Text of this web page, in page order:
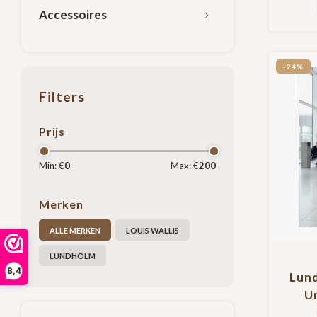
8,4
Accessoires
Filters
Prijs
Min: €0 Max: €200
Merken
ALLE MERKEN LOUIS WALLIS
LUNDHOLM
-24%